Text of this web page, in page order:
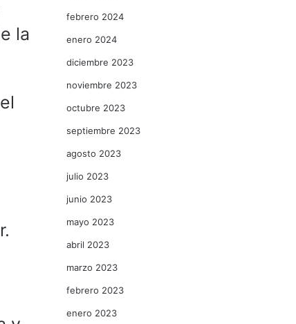
la
febrero 2024
enero 2024
diciembre 2023
noviembre 2023
octubre 2023
septiembre 2023
agosto 2023
julio 2023
junio 2023
mayo 2023
abril 2023
marzo 2023
febrero 2023
enero 2023